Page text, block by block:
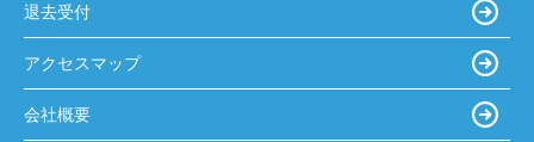
退去受付
アクセスマップ
会社概要